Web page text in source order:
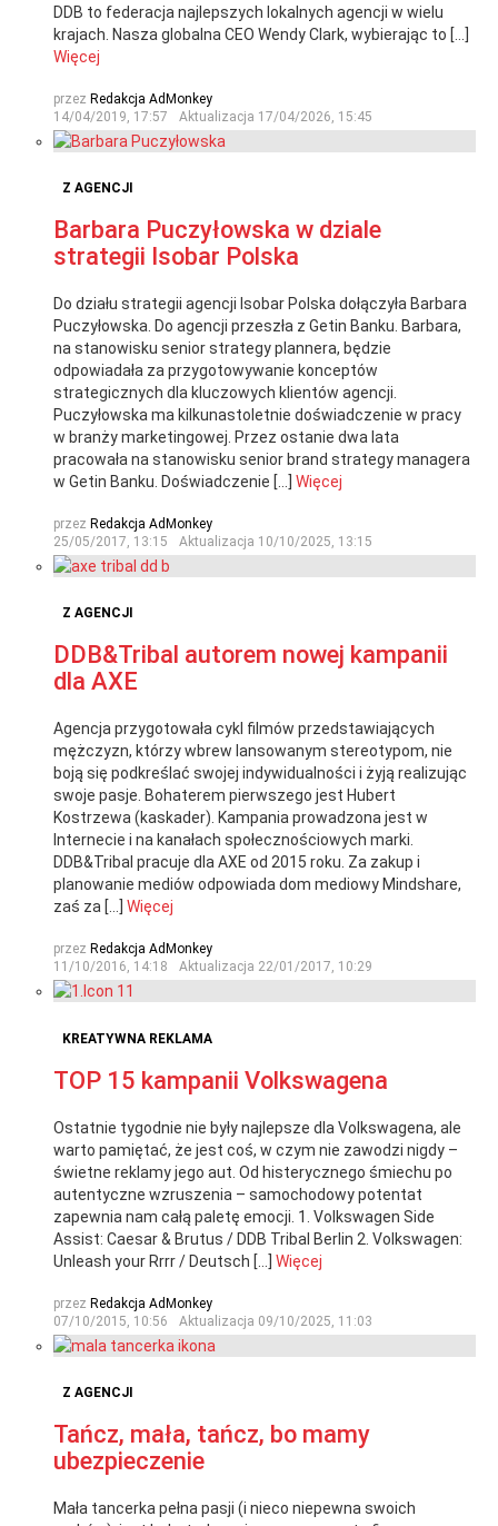
DDB to federacja najlepszych lokalnych agencji w wielu
krajach. Nasza globalna CEO Wendy Clark, wybierając to […]
Więcej
przez Redakcja AdMonkey
14/04/2019, 17:57
Aktualizacja 17/04/2026, 15:45
Z AGENCJI
Barbara Puczyłowska w dziale
strategii Isobar Polska
Do działu strategii agencji Isobar Polska dołączyła Barbara
Puczyłowska. Do agencji przeszła z Getin Banku. Barbara,
na stanowisku senior strategy plannera, będzie
odpowiadała za przygotowywanie konceptów
strategicznych dla kluczowych klientów agencji.
Puczyłowska ma kilkunastoletnie doświadczenie w pracy
w branży marketingowej. Przez ostanie dwa lata
pracowała na stanowisku senior brand strategy managera
w Getin Banku. Doświadczenie […] Więcej
przez Redakcja AdMonkey
25/05/2017, 13:15
Aktualizacja 10/10/2025, 13:15
Z AGENCJI
DDB&Tribal autorem nowej kampanii
dla AXE
Agencja przygotowała cykl filmów przedstawiających
mężczyzn, którzy wbrew lansowanym stereotypom, nie
boją się podkreślać swojej indywidualności i żyją realizując
swoje pasje. Bohaterem pierwszego jest Hubert
Kostrzewa (kaskader). Kampania prowadzona jest w
Internecie i na kanałach społecznościowych marki.
DDB&Tribal pracuje dla AXE od 2015 roku. Za zakup i
planowanie mediów odpowiada dom mediowy Mindshare,
zaś za […] Więcej
przez Redakcja AdMonkey
11/10/2016, 14:18
Aktualizacja 22/01/2017, 10:29
KREATYWNA REKLAMA
TOP 15 kampanii Volkswagena
Ostatnie tygodnie nie były najlepsze dla Volkswagena, ale
warto pamiętać, że jest coś, w czym nie zawodzi nigdy –
świetne reklamy jego aut. Od histerycznego śmiechu po
autentyczne wzruszenia – samochodowy potentat
zapewnia nam całą paletę emocji. 1. Volkswagen Side
Assist: Caesar & Brutus / DDB Tribal Berlin 2. Volkswagen:
Unleash your Rrrr / Deutsch […] Więcej
przez Redakcja AdMonkey
07/10/2015, 10:56
Aktualizacja 09/10/2025, 11:03
Z AGENCJI
Tańcz, mała, tańcz, bo mamy
ubezpieczenie
Mała tancerka pełna pasji (i nieco niepewna swoich